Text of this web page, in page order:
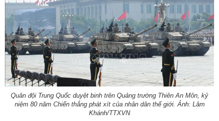
Quân đội Trung Quốc duyệt binh trên Quảng trường Thiên An Môn, kỷ
niệm 80 năm Chiến thắng phát xít của nhân dân thế giới. Ảnh: Lâm
Khánh/TTXVN